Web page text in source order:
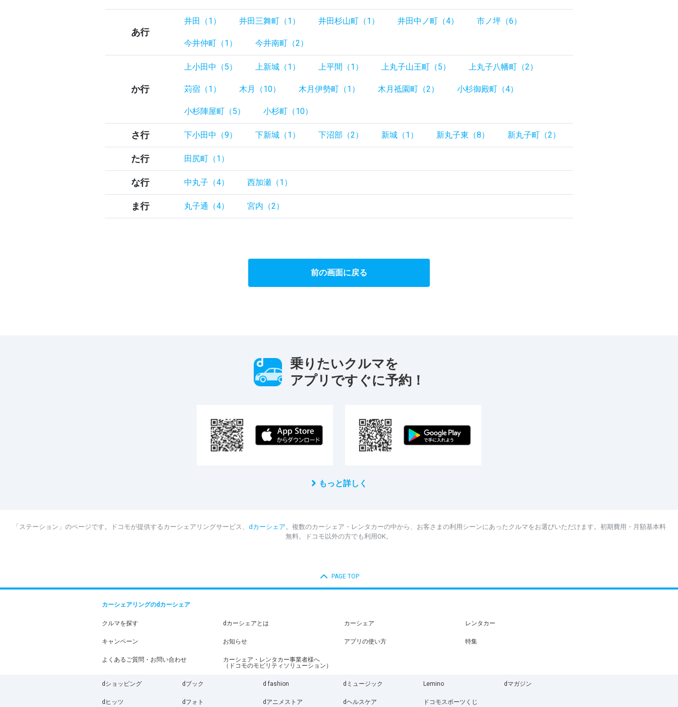
あ行
井田（1） 井田三舞町（1） 井田杉山町（1） 井田中ノ町（4） 市ノ坪（6）
今井仲町（1） 今井南町（2）
か行
上小田中（5） 上新城（1） 上平間（1） 上丸子山王町（5） 上丸子八幡町（2）
苅宿（1） 木月（10） 木月伊勢町（1） 木月祗園町（2） 小杉御殿町（4）
小杉陣屋町（5） 小杉町（10）
さ行 下小田中（9） 下新城（1） 下沼部（2） 新城（1） 新丸子東（8） 新丸子町（2）
た行 田尻町（1）
な行 中丸子（4） 西加瀬（1）
ま行 丸子通（4） 宮内（2）
前の画面に戻る
乗りたいクルマを
アプリですぐに予約！
もっと詳しく
「ステーション」のページです。ドコモが提供するカーシェアリングサービス、 dカーシェア。複数のカーシェア・レンタカーの中から、お客さまの利用シーンにあったクルマをお選びいただけます。初期費用・月額基本料
無料。ドコモ以外の方でも利用OK。
PAGE TOP
カーシェアリングのdカーシェア
クルマを探す dカーシェアとは カーシェア レンタカー
キャンペーン お知らせ アプリの使い方 特集
よくあるご質問・お問い合わせ
カーシェア・レンタカー事業者様へ
（ドコモのモビリティソリューション）
dショッピング dブック d fashion dミュージック Lemino dマガジン
dヒッツ dフォト dアニメストア dヘルスケア ドコモスポーツくじ